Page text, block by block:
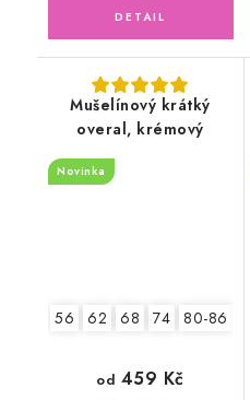
Mušelínový krátký
overal, krémový
Novinka
56 62 68 74 80-86
od 459 Kč